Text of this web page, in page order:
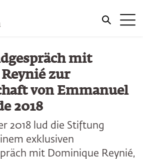
SPRINGEN
mit
zur
von Emmanuel
2018
2018 lud die Stiftung
exklusiven
mit Dominique Reynié,